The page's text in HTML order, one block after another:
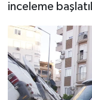
inceleme